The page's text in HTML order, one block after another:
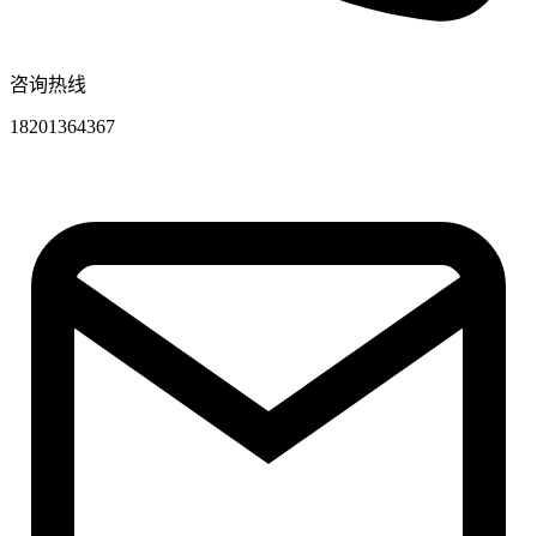
咨询热线
18201364367